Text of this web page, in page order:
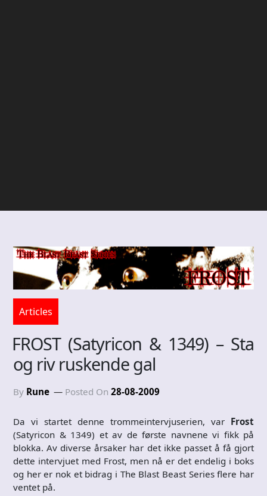
Articles
FROST (Satyricon & 1349) – Sta
og riv ruskende gal
By Rune Posted On 28-08-2009
Da vi startet denne trommeintervjuserien, var Frost
(Satyricon & 1349) et av de første navnene vi fikk på
blokka. Av diverse årsaker har det ikke passet å få gjort
dette intervjuet med Frost, men nå er det endelig i boks
og her er nok et bidrag i The Blast Beast Series flere har
ventet på.